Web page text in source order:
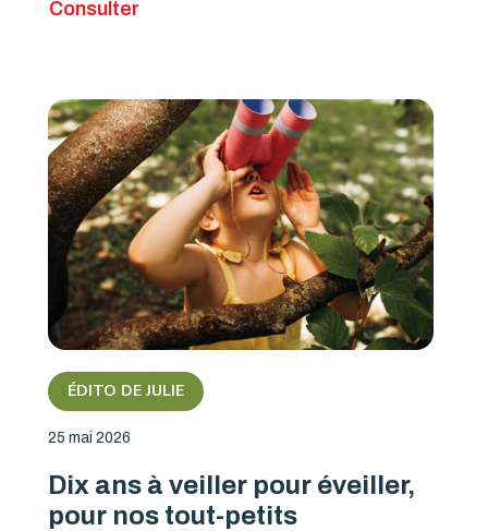
Consulter
ÉDITO DE JULIE
25 mai 2026
Dix ans à veiller pour éveiller,
pour nos tout-petits